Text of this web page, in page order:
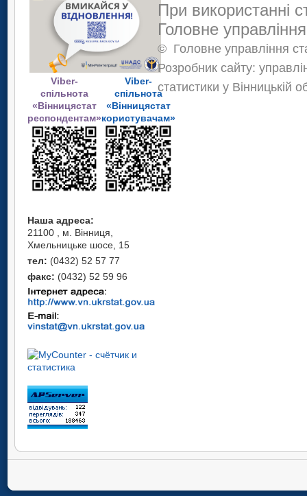
Viber-
спільнота
«Вінницястат
респондентам»
Viber-
спільнота
«Вінницястат
користувачам»
Наша адреса:
21100 , м. Вінниця,
Хмельницьке шосе, 15
тел: (0432) 52 57 77
факс: (0432) 52 59 96
При використанні
Головне
© Головне управління
Розробник сайту:
статистики у Вінницькій